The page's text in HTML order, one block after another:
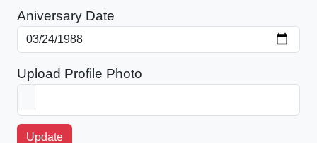
Aniversary Date
Upload Profile Photo
Update